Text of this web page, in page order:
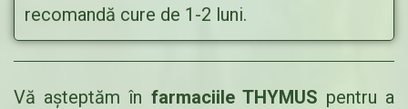
recomandă cure de 1-2 luni.
Vă așteptăm în farmaciile THYMUS pentru a